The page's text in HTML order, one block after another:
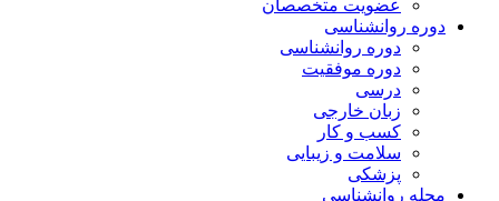
عضویت متخصصان
دوره روانشناسی
دوره روانشناسی
دوره موفقیت
درسی
زبان خارجی
کسب و کار
سلامت و زیبایی
پزشکی
مجله روانشناسی